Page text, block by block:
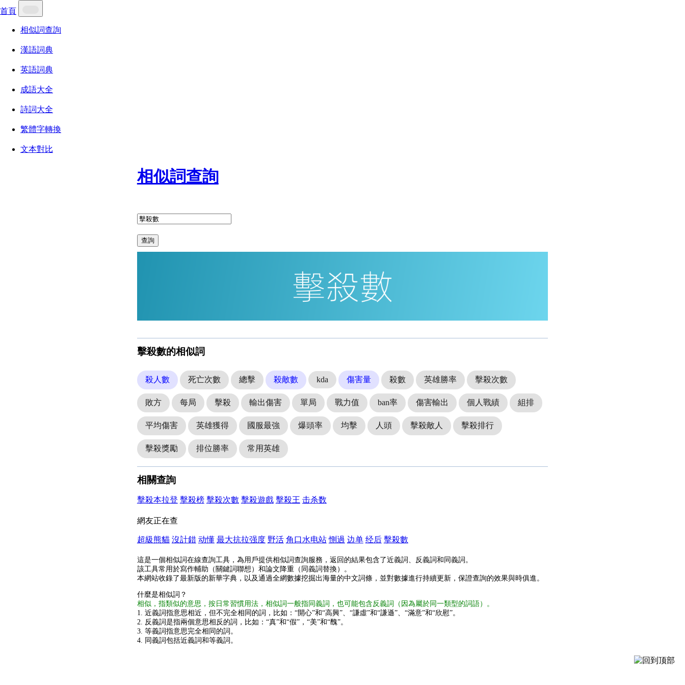
首頁
相似詞查詢
漢語詞典
英語詞典
成語大全
詩詞大全
繁體字轉換
文本對比
相似詞查詢
查詢
擊殺數的相似詞
殺人數 死亡次數 總擊 殺敵數 kda 傷害量 殺數 英雄勝率 擊殺次數
敗方 每局 擊殺 輸出傷害 單局 戰力值 ban率 傷害輸出 個人戰績 組排
平均傷害 英雄獲得 國服最強 爆頭率 均擊 人頭 擊殺敵人 擊殺排行
擊殺獎勵 排位勝率 常用英雄
相關查詢
擊殺本拉登 擊殺榜 擊殺次數 擊殺遊戲 擊殺王 击杀数
網友正在查
超級熊貓 沒計錯 动懂 最大抗拉强度 野活 角口水电站 惻過 边单 经后 擊殺數
這是一個相似詞在線查詢工具，為用戶提供相似詞查詢服務，返回的結果包含了近義詞、反義詞和同義詞。
該工具常用於寫作輔助（關鍵詞聯想）和論文降重（同義詞替換）。
本網站收錄了最新版的新華字典，以及通過全網數據挖掘出海量的中文詞條，並對數據進行持續更新，保證查詢的效果與時俱進。
什麼是相似詞？
相似，指類似的意思，按日常習慣用法，相似詞一般指同義詞，也可能包含反義詞（因為屬於同一類型的詞語）。
1. 近義詞指意思相近，但不完全相同的詞，比如：“開心”和“高興”、“謙虛”和“謙遜”、“滿意”和“欣慰”。
2. 反義詞是指兩個意思相反的詞，比如：“真”和“假”，“美”和“醜”。
3. 等義詞指意思完全相同的詞。
4. 同義詞包括近義詞和等義詞。